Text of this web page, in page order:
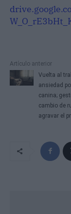
Artículo anterior
Vuelta al
ansiedad
canina;
cambio de
agravar el